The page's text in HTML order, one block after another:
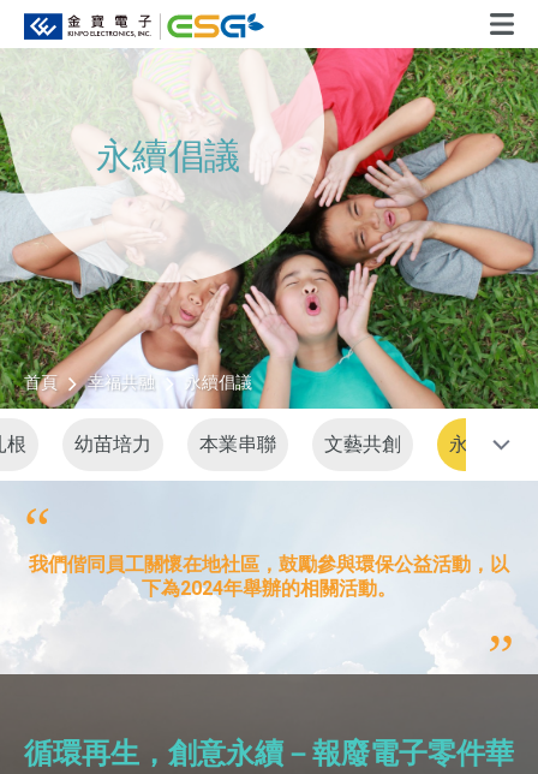
循環再生，創意永續－報廢電子零件華